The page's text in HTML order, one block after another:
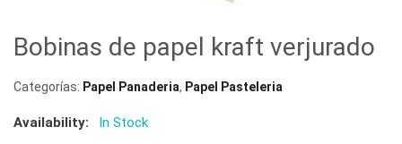
Bobinas de papel kraft verjurado
Categorías: Papel Panaderia, Papel Pasteleria
Availability: In Stock